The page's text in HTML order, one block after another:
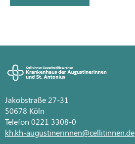
Jakobstraße 27-31
50678 Köln
Telefon 0221 3308-0
kh.kh-augustinerinnen@cellitinnen.de